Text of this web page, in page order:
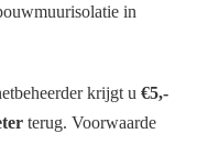
in
krijgt u€5,-
terug. Voorwaarde